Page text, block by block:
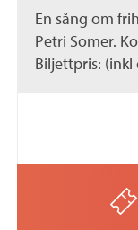
En sång om
Petri Somer.
Biljettpris: (inkl